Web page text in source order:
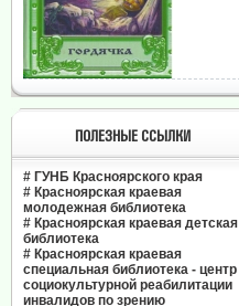
ПОЛЕЗНЫЕ ССЫЛКИ
# ГУНБ Красноярского края
# Красноярская краевая
молодежная библиотека
# Красноярская краевая детская
библиотека
# Красноярская краевая
специальная библиотека - центр
социокультурной реабилитации
инвалидов по зрению